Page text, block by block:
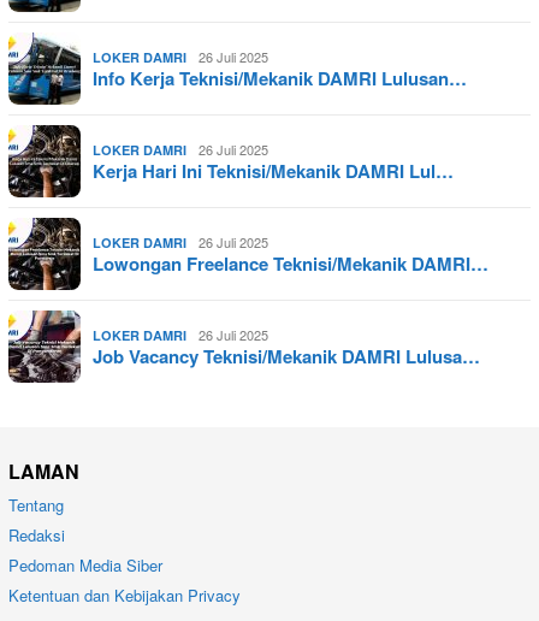
LOKER DAMRI 26 Juli 2025
Info Kerja Teknisi/Mekanik DAMRI Lulusan…
LOKER DAMRI 26 Juli 2025
Kerja Hari Ini Teknisi/Mekanik DAMRI Lul…
LOKER DAMRI 26 Juli 2025
Lowongan Freelance Teknisi/Mekanik DAMRI…
LOKER DAMRI 26 Juli 2025
Job Vacancy Teknisi/Mekanik DAMRI Lulusa…
LAMAN
Tentang
Redaksi
Pedoman Media Siber
Ketentuan dan Kebijakan Privacy